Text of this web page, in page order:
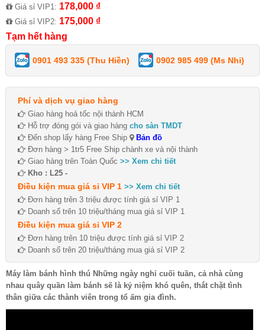
Giá sỉ VIP1: 178,000 ₫
Giá sỉ VIP2: 175,000 ₫
Tạm hết hàng
0901 493 335 (Thu Hiền) 0902 985 499 (Ms Nhi)
Phí và dịch vụ giao hàng
Giao hàng hoả tốc nội thành HCM
Hỗ trợ đóng gói và giao hàng cho sàn TMDT
Đến shop lấy hàng Free Ship
Bản đồ
Đơn hàng > 1tr5 Free Ship chành xe và nội thành
Giao hàng trên Toàn Quốc >> Xem chi tiết
Kho : L25 -
Điều kiện mua giá sỉ VIP 1 >> Xem chi tiết
Đơn hàng trên 3 triệu được tính giá sỉ VIP 1
Doanh số trên 10 triệu/tháng mua giá sỉ VIP 1
Điều kiện mua giá sỉ VIP 2
Đơn hàng trên 10 triệu được tính giá sỉ VIP 2
Doanh số trên 20 triệu/tháng mua giá sỉ VIP 2
Máy làm bánh hình thú Những ngày nghỉ cuối tuần, cả nhà cùng
nhau quây quần làm bánh sẽ là kỷ niệm khó quên, thắt chặt tình
thân giữa các thành viên trong tổ ấm gia đình.